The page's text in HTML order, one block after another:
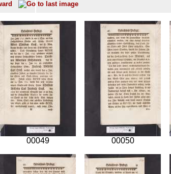
00049 00050